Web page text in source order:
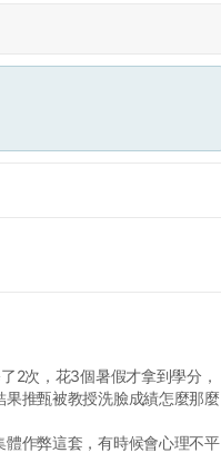
2次，花3個暑假才拿到學分，
推甄被教授洗臉成績怎麼那麼
作弊這套，有時候會心理不平